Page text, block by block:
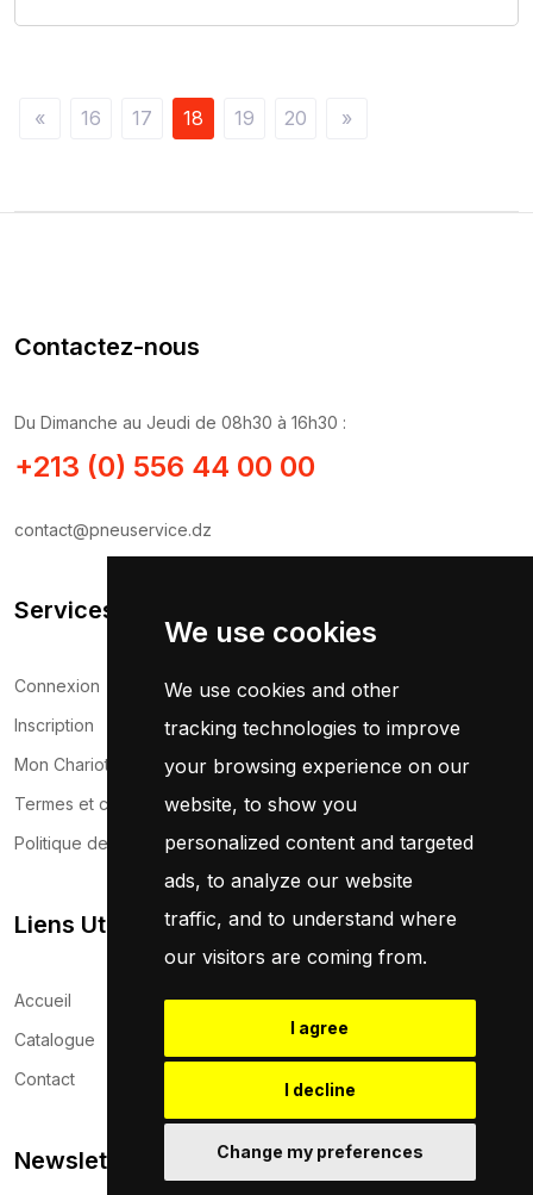
We use cookies
We use cookies and other
tracking technologies to improve
your browsing experience on our
website, to show you
personalized content and targeted
ads, to analyze our website
traffic, and to understand where
our visitors are coming from.
I agree
I decline
Change my preferences
« 16 17 18 19 20 »
Contactez-nous
Du Dimanche au Jeudi de 08h30 à 16h30 :
+213 (0) 556 44 00 00
contact@pneuservice.dz
Services Clients
Connexion
Inscription
Mon Chariot
Termes et conditions
Politique de confidentialité
Liens Utils
Accueil
Catalogue
Contact
Newsletter